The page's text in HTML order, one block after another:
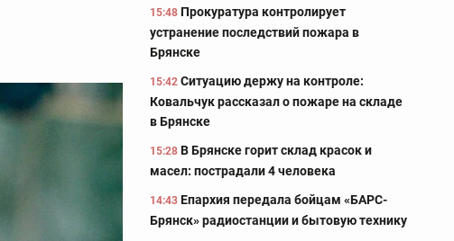
15:48 Прокуратура контролирует
устранение последствий пожара в
Брянске
15:42 Ситуацию держу на контроле:
Ковальчук рассказал о пожаре на складе
в Брянске
15:28 В Брянске горит склад красок и
масел: пострадали 4 человека
14:43 Епархия передала бойцам «БАРС-
Брянск» радиостанции и бытовую технику